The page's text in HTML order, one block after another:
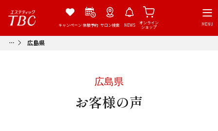
キャンペーン体験予約 サロン検索 NEWS
オンライン
ショップ
MENU
広島県
広島県
お客様の声